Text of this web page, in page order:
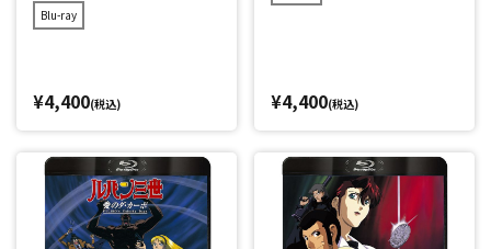
Blu-ray
¥4,400(税込) ¥4,400(税込)